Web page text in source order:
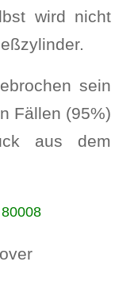
wird nicht
sein
Fällen (95%)
aus dem